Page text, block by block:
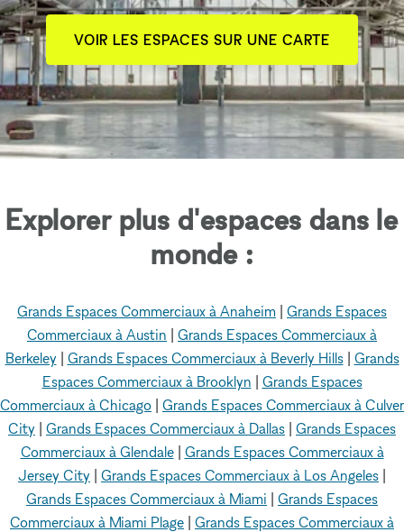
VOIR LES ESPACES SUR UNE CARTE
Explorer plus d'espaces dans le
monde :
Grands Espaces Commerciaux à Anaheim Grands Espaces
Commerciaux à Austin
Grands Espaces Commerciaux à
Berkeley
Grands Espaces Commerciaux à Beverly Hills| Grands
Espaces Commerciaux à Brooklyn
Grands Espaces
Commerciaux à Chicago Grands Espaces Commerciaux à Culver
City
Grands Espaces Commerciaux à Dallas Grands Espaces
Commerciaux à Glendale| Grands Espaces Commerciaux à
Jersey City
Grands Espaces Commerciaux à Los Angeles
Grands Espaces Commerciaux à Miami
Grands Espaces
Commerciaux à Miami Plage Grands Espaces Commerciaux à